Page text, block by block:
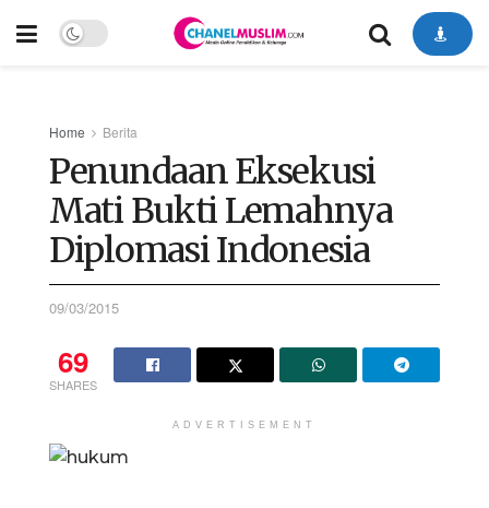
Home Berita
Penundaan Eksekusi
Mati Bukti Lemahnya
Diplomasi Indonesia
09/03/2015
69
SHARES
ADVERTISEMENT